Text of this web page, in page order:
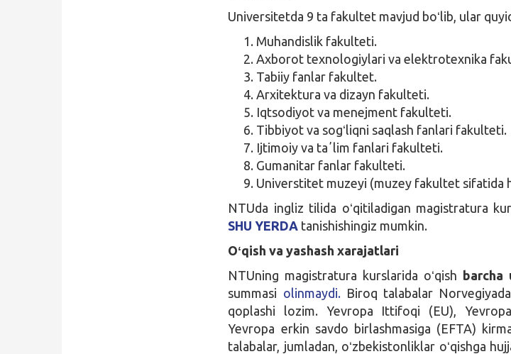
Universitetda 9 ta fakultet mavjud boʻlib, ular
Muhandislik fakulteti.
Axborot texnologiylari va elektrotexnika
Tabiiy fanlar fakultet.
Arxitektura va dizayn fakulteti.
Iqtsodiyot va menejment fakulteti.
Tibbiyot va sogʻliqni saqlash fanlari fakulteti.
Ijtimoiy va taʼlim fanlari fakulteti.
Gumanitar fanlar fakulteti.
Universtitet muzeyi (muzey fakultet sifatida
NTUda ingliz tilida oʻqitiladigan magistratura
SHU YERDA tanishishingiz mumkin.
Oʻqish va yashash xarajatlari
NTUning magistratura kurslarida oʻqish barcha
summasi olinmaydi. Biroq talabalar
qoplashi lozim. Yevropa Ittifoqi (EU),
Yevropa erkin savdo birlashmasiga (EFTA)
talabalar, jumladan, oʻzbekistonliklar oʻqishga